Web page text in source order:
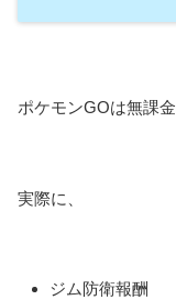
ポケモンGOは無課
実際に、
ジム防衛報酬